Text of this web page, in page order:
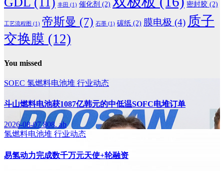
丰田 (1) 催化剂 (2) 密封胶 (2)
工艺流程图 (1) 帝斯曼 (7) 石墨 (1) 碳纸 (2) 膜电极 (4) 质子
交换膜 (12)
You missed
SOEC 氢燃料电池堆 行业动态
斗山燃料电池获1087亿韩元的中低温SOFC电堆订单
2026-08-07808, ab
氢燃料电池堆 行业动态
易氢动力完成数千万元天使+轮融资